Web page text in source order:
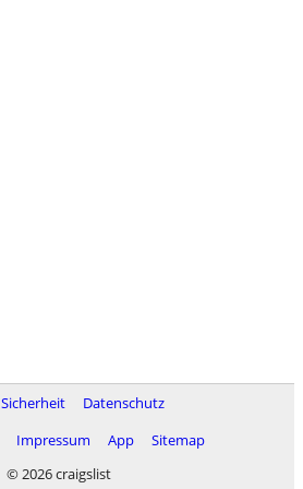
Sicherheit
Datenschutz
Impressum App
Sitemap
© 2026 craigslist